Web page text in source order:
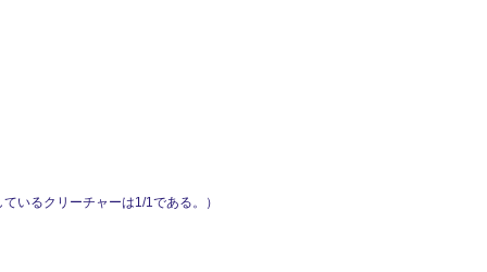
いるクリーチャーは1/1である。）